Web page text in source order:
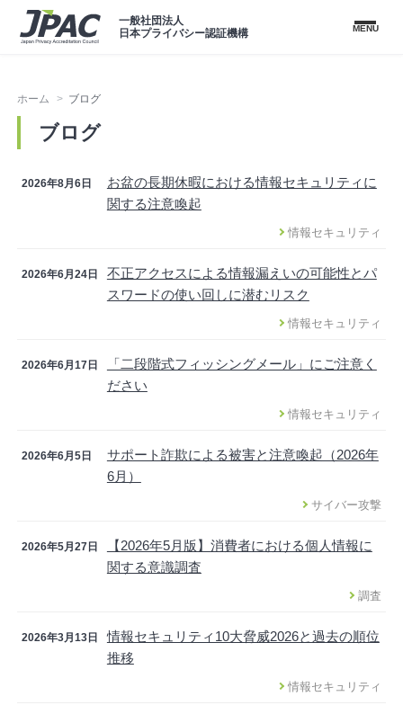
一般社団法人
日本プライバシー認証機構
MENU
ホーム ブログ
ブログ
2026年8月6日
お盆の長期休暇における情報セキュリティに
関する注意喚起
情報セキュリティ
2026年6月24日
不正アクセスによる情報漏えいの可能性とパ
スワードの使い回しに潜むリスク
情報セキュリティ
2026年6月17日
「二段階式フィッシングメール」にご注意く
ださい
情報セキュリティ
2026年6月5日
サポート詐欺による被害と注意喚起（2026年
6月）
サイバー攻撃
2026年5月27日
【2026年5月版】消費者における個人情報に
関する意識調査
調査
2026年3月13日
情報セキュリティ10大脅威2026と過去の順位
推移
情報セキュリティ